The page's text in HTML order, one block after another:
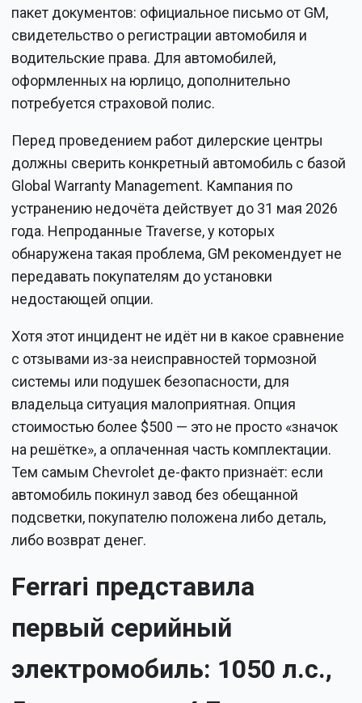
пакет документов: официальное письмо от GM,
свидетельство о регистрации автомобиля и
водительские права. Для автомобилей,
оформленных на юрлицо, дополнительно
потребуется страховой полис.
Перед проведением работ дилерские центры
должны сверить конкретный автомобиль с базой
Global Warranty Management. Кампания по
устранению недочёта действует до 31 мая 2026
года. Непроданные Traverse, у которых
обнаружена такая проблема, GM рекомендует не
передавать покупателям до установки
недостающей опции.
Хотя этот инцидент не идёт ни в какое сравнение
с отзывами из-за неисправностей тормозной
системы или подушек безопасности, для
владельца ситуация малоприятная. Опция
стоимостью более $500 — это не просто «значок
на решётке», а оплаченная часть комплектации.
Тем самым Chevrolet де-факто признаёт: если
автомобиль покинул завод без обещанной
подсветки, покупателю положена либо деталь,
либо возврат денег.
Ferrari представила
первый серийный
электромобиль: 1050 л.с.,